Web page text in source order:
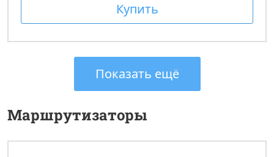
Купить
Показать ещё
Маршрутизаторы